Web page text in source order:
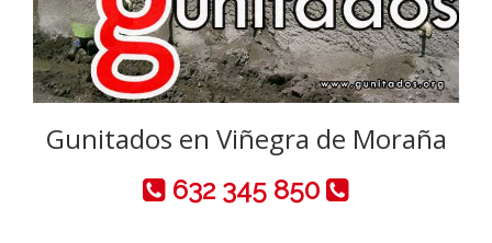
Gunitados en Viñegra de Moraña
632 345 850